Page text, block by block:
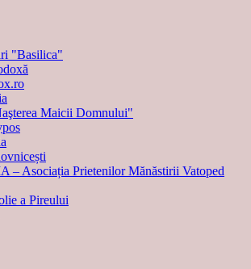
"Basilica"
Maicii Domnului"
– Asociația Prietenilor Mănăstirii Vatoped
a Pireului